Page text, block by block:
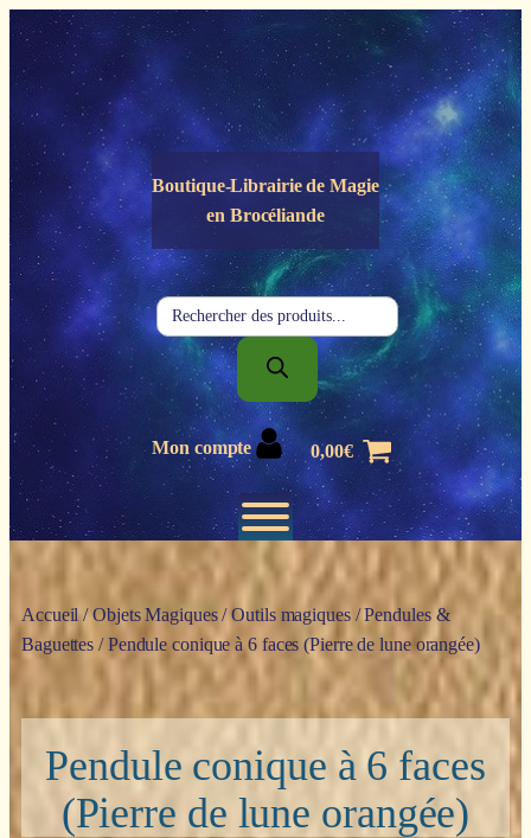
Panneau de gestion des cookies
Boutique-Librairie deMagie
en Brocéliande
Recherche
de
produits
Mon compte 0,00€
Accueil/Objets Magiques/Outils magiques/Pendules &
Baguettes / Pendule conique à 6 faces (Pierre de lune orangée)
Pendule conique à 6 faces
(Pierre de lune orangée)